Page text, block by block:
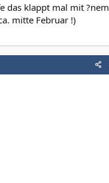
das klappt mal mit ?nem
mitte Februar !)